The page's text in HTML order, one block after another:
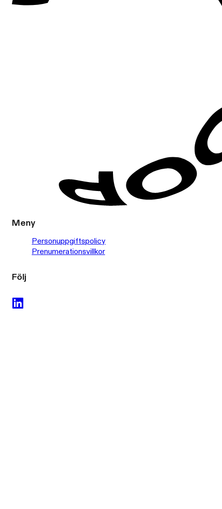
Meny
Personuppgiftspolicy
Prenumerationsvillkor
Följ